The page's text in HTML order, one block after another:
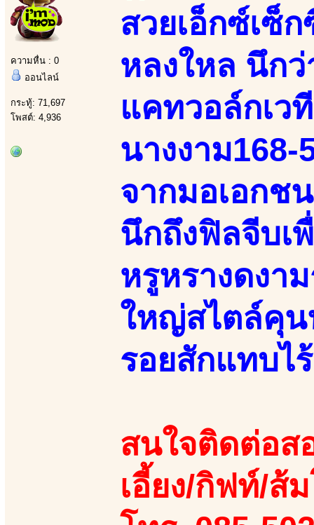
ความหื่น : 0
ออนไลน์
กระทู้: 71,697
โพสต์: 4,936
สวยเอ็กซ์เซ็
หลงใหล นึก
แคทวอล์กเว
นางงาม168-
จากมอเอกช
นึกถึงฟิลจีบเ
หรูหรางดงา
ใหญ่สไตล์คุน
รอยสักแทบไ
สนใจติดต่อส
เอี้ยง/กิฟท์/ส้